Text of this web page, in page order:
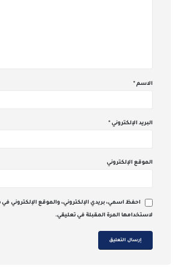
الاسم *
البريد الإلكتروني *
الموقع الإلكتروني
احفظ اسمي، بريدي الإلكتروني، والموقع الإلكتروني
لاستخدامها المرة المقبلة في تعليقي.